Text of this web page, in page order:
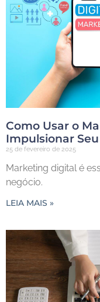
Como Usar o
Impulsionar
25 de fevereiro de 2025
Marketing digital é
negócio.
LEIA MAIS »